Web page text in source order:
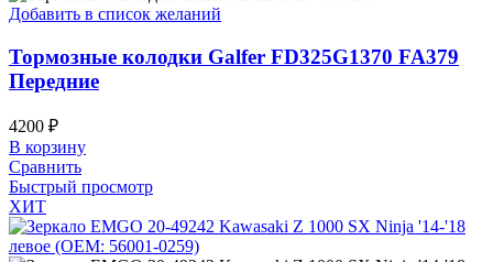
Добавить в список желаний
Тормозные колодки Galfer FD325G1370 FA379
Передние
4200 ₽
В корзину
Сравнить
Быстрый просмотр
ХИТ